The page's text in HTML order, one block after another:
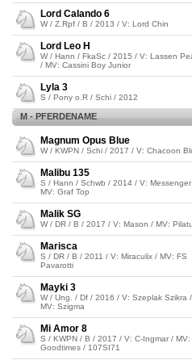
Lord Calando 6
W / Z.Rpf / B / 2013 / V: Lord Chin
Lord Leo H
W / Hann / FkaSc / 2015 / V: Lassen
/ MV: Cassini Boy Junior
Lyla 3
S / Pony o.R / Schi / 2012
M - PFERDENAME
Magnum Opus Blue
W / KWPN / Schi / 2017 / V: Chacoon
Malibu 135
S / Hann / Schwb / 2014 / V:
MV: Graf Top
Malik SG
W / DR / B / 2017 / V: Mason / MV:
Marisca
S / DR / B / 2011 / V: Miraculix / MV: FS
Pavarotti
Mayki 3
W / Ung. / Df / 2016 / V: Szeplak Szikra /
MV: Szigma
Mi Amor 8
S / KWPN / B / 2017 / V: C-Ingmar / MV:
Goodtimes / 107SI71